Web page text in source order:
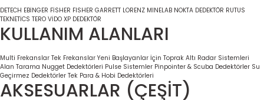
DETECH EBİNGER FİSHER FISHER GARRETT LORENZ MINELAB NOKTA DEDEKTÖR RUTUS
TEKNETİCS TERO VİDO XP DEDEKTÖR
KULLANIM ALANLARI
Multi Frekanslar Tek Frekanslar Yeni Başlayanlar İçin Toprak Altı Radar Sistemleri
Alan Tarama Nugget Dedektörleri Pulse Sistemler Pinpointer & Scuba Dedektörler Su
Geçirmez Dedektörler Tek Para & Hobi Dedektörleri
AKSESUARLAR (ÇEŞİT)